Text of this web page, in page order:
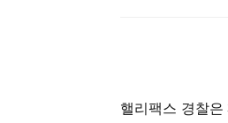
핼리팩스 경찰